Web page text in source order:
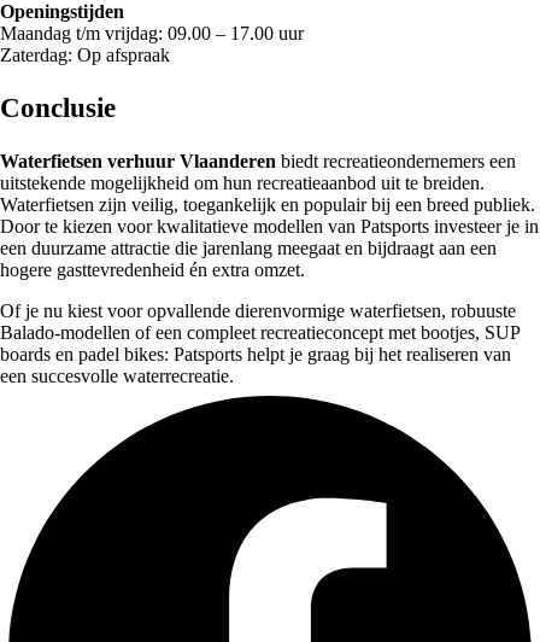
Openingstijden
Maandag t/m vrijdag: 09.00 – 17.00 uur
Zaterdag: Op afspraak
Conclusie
Waterfietsen verhuur Vlaanderen biedt recreatieondernemers een
uitstekende mogelijkheid om hun recreatieaanbod uit te breiden.
Waterfietsen zijn veilig, toegankelijk en populair bij een breed publiek.
Door te kiezen voor kwalitatieve modellen van Patsports investeer je in
een duurzame attractie die jarenlang meegaat en bijdraagt aan een
hogere gasttevredenheid én extra omzet.
Of je nu kiest voor opvallende dierenvormige waterfietsen, robuuste
Balado-modellen of een compleet recreatieconcept met bootjes, SUP
boards en padel bikes: Patsports helpt je graag bij het realiseren van
een succesvolle waterrecreatie.